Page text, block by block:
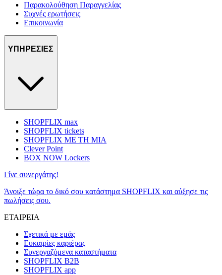
Παρακολούθηση Παραγγελίας
Συχνές ερωτήσεις
Επικοινωνία
ΥΠΗΡΕΣΙΕΣ
SHOPFLIX max
SHOPFLIX tickets
SHOPFLIX ΜΕ ΤΗ ΜΙΑ
Clever Point
BOX NOW Lockers
Γίνε συνεργάτης!
Άνοιξε τώρα το δικό σου κατάστημα SHOPFLIX και αύξησε τις
πωλήσεις σου.
ΕΤΑΙΡΕΙΑ
Σχετικά με εμάς
Ευκαιρίες καριέρας
Συνεργαζόμενα καταστήματα
SHOPFLIX B2B
SHOPFLIX app